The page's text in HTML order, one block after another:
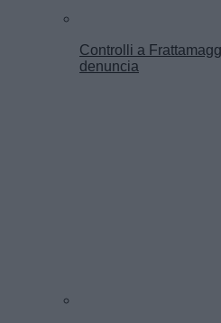
Controlli a
denuncia